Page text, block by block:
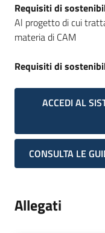
Requisiti di
Al progetto di cui
materia di CAM
Requisiti di
ACCEDI AL
CONSULTA LE
Allegati